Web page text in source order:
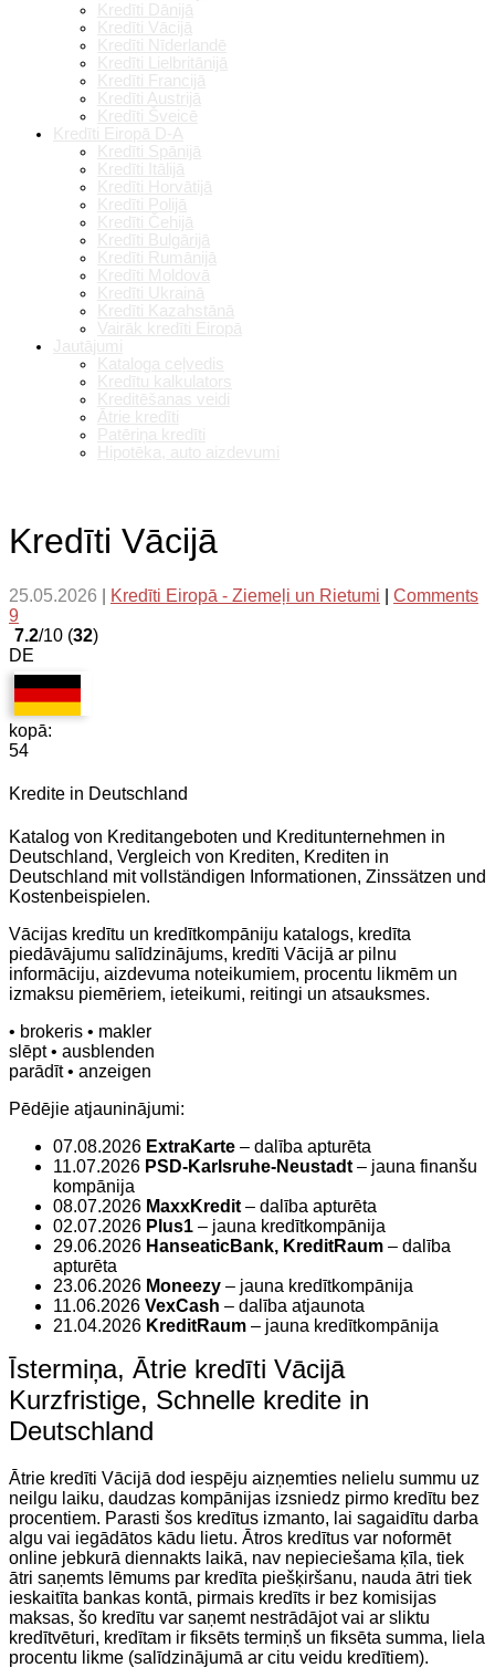
Kredīti Vācijā
25.05.2026 Kredīti Eiropā - Ziemeļi un Rietumi
Comments
9
7.2/10 (32)
DE
kopā:
54
Kredite in Deutschland
Katalog von Kreditangeboten und Kreditunternehmen in
Deutschland, Vergleich von Krediten, Krediten in
Deutschland mit vollständigen Informationen, Zinssätzen und
Kostenbeispielen.
Vācijas kredītu un kredītkompāniju katalogs, kredīta
piedāvājumu salīdzinājums, kredīti Vācijā ar pilnu
informāciju, aizdevuma noteikumiem, procentu likmēm un
izmaksu piemēriem, ieteikumi, reitingi un atsauksmes.
• brokeris • makler
slēpt• ausblenden
parādīt• anzeigen
Pēdējie atjauninājumi:
07.08.2026 ExtraKarte – dalība apturēta
11.07.2026 PSD-Karlsruhe-Neustadt – jauna finanšu
kompānija
08.07.2026 MaxxKredit – dalība apturēta
02.07.2026 Plus1 – jauna kredītkompānija
29.06.2026 HanseaticBank, KreditRaum – dalība
apturēta
23.06.2026 Moneezy – jauna kredītkompānija
11.06.2026 VexCash – dalība atjaunota
21.04.2026 KreditRaum – jauna kredītkompānija
Īstermiņa, Ātrie kredīti Vācijā
Kurzfristige, Schnelle kredite in
Deutschland
Ātrie kredīti Vācijā dod iespēju aizņemties nelielu summu uz
neilgu laiku, daudzas kompānijas izsniedz pirmo kredītu bez
procentiem. Parasti šos kredītus izmanto, lai sagaidītu darba
algu vai iegādātos kādu lietu. Ātros kredītus var noformēt
online jebkurā diennakts laikā, nav nepieciešama ķīla, tiek
ātri saņemts lēmums par kredīta piešķiršanu, nauda ātri tiek
ieskaitīta bankas kontā, pirmais kredīts ir bez komisijas
maksas, šo kredītu var saņemt nestrādājot vai ar sliktu
kredītvēturi, kredītam ir fiksēts termiņš un fiksēta summa, liela
procentu likme (salīdzinājumā ar citu veidu kredītiem).